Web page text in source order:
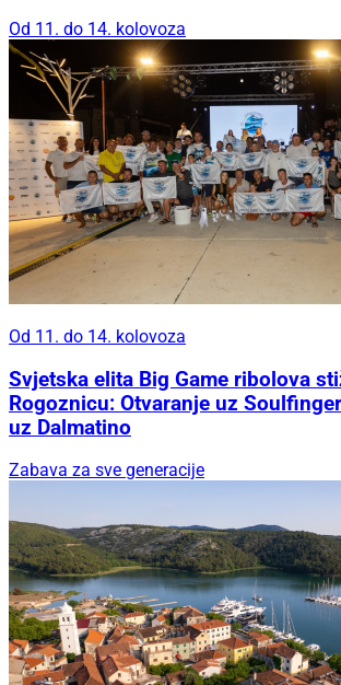
Od 11. do 14. kolovoza
Od 11. do 14. kolovoza
Svjetska elita Big Game ribolova
Rogoznicu: Otvaranje uz
uz Dalmatino
Zabava za sve generacije